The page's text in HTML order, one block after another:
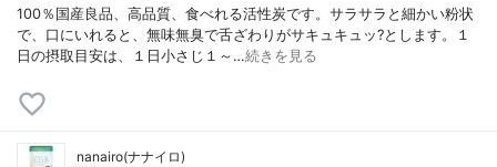
100％国産良品、高品質、食べれる活性炭です。サラサラと細かい粉状
で、口にいれると、無味無臭で舌ざわりがサキュキュッ?とします。１
日の摂取目安は、１日小さじ１～…続きを見る
nanairo(ナナイロ)